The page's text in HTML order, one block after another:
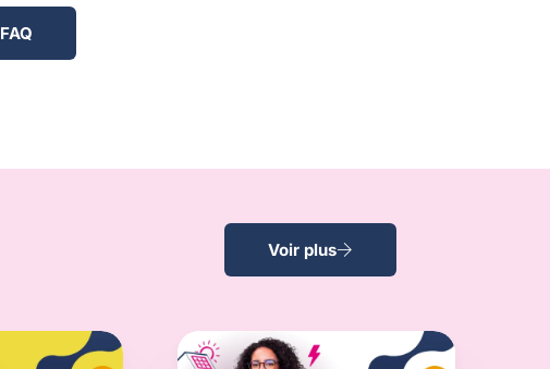
FAQ
Voir plus